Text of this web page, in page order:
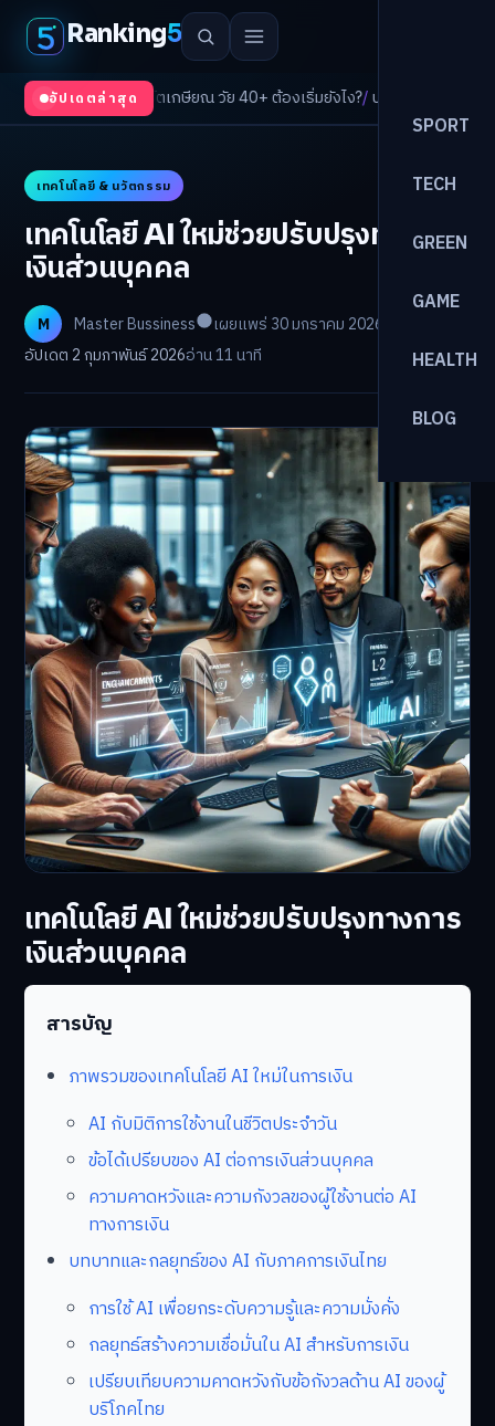
Ranking5
SPORT
TECH
GREEN
GAME
HEALTH
BLOG
อัปเดตล่าสุด
AI จัดพอร์ตเกษียณ วัย 40+ ต้องเริ่มยังไง?/ปรับพอร์ตรับ ‘เงินดิจิทัล 2.0’ จั
เทคโนโลยี & นวัตกรรม
เทคโนโลยี AI ใหม่ช่วยปรับปรุงทางการ
เงินส่วนบุคคล
M Master Bussiness
เผยแพร่ 30 มกราคม 2026
อัปเดต 2 กุมภาพันธ์ 2026อ่าน 11 นาที
เทคโนโลยี AI ใหม่ช่วยปรับปรุงทางการ
เงินส่วนบุคคล
สารบัญ
ภาพรวมของเทคโนโลยี AI ใหม่ในการเงิน
AI กับมิติการใช้งานในชีวิตประจำวัน
ข้อได้เปรียบของ AI ต่อการเงินส่วนบุคคล
ความคาดหวังและความกังวลของผู้ใช้งานต่อ AI
ทางการเงิน
บทบาทและกลยุทธ์ของ AI กับภาคการเงินไทย
การใช้ AI เพื่อยกระดับความรู้และความมั่งคั่ง
กลยุทธ์สร้างความเชื่อมั่นใน AI สำหรับการเงิน
เปรียบเทียบความคาดหวังกับข้อกังวลด้าน AI ของผู้
บริโภคไทย